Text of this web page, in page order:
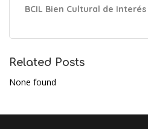
BCIL Bien Cultural de
Related Posts
None found